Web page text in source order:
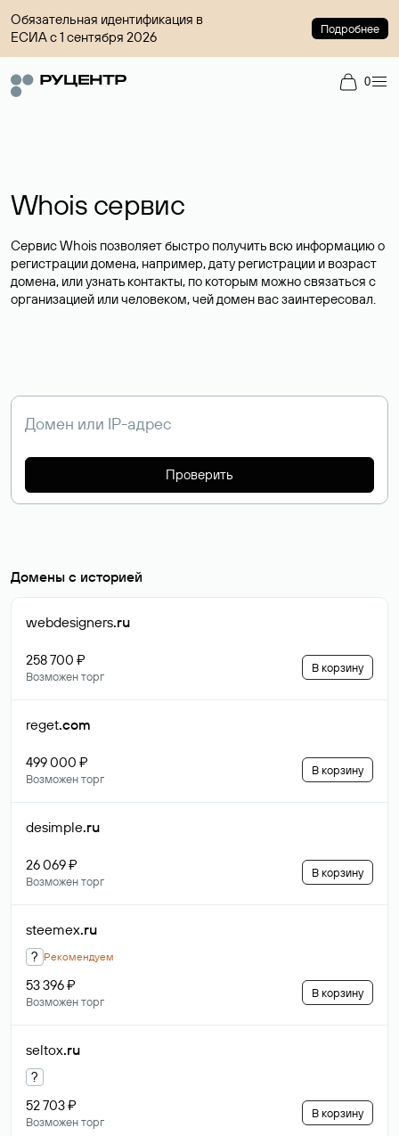
Обязательная идентификация в
ЕСИА с 1 сентября 2026
Подробнее
0
Whois сервис
Сервис Whois позволяет быстро получить всю информацию о
регистрации домена, например, дату регистрации и возраст
домена, или узнать контакты, по которым можно связаться с
организацией или человеком, чей домен вас заинтересовал.
Проверить
Домены с историей
webdesigners.ru
258 700 ₽
Возможен торг
В корзину
reget.com
499 000 ₽
Возможен торг
В корзину
desimple.ru
26 069 ₽
Возможен торг
В корзину
steemex.ru
? Рекомендуем
53 396 ₽
Возможен торг
В корзину
seltox.ru
?
52 703 ₽
Возможен торг
В корзину